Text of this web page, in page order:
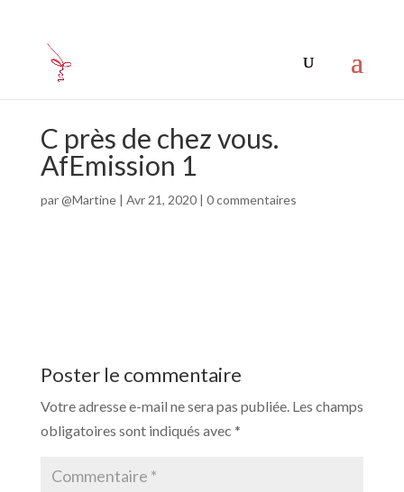
C près de chez vous.
AfEmission 1
par@Martine| Avr 21, 2020| 0 commentaires
Poster le commentaire
Votre adresse e-mail ne sera pas publiée. Les champs
obligatoires sont indiqués avec *